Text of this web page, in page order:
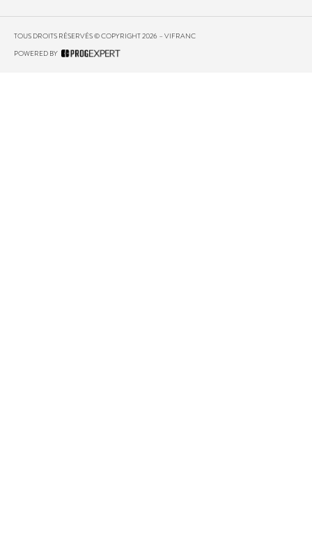
TOUS DROITS RÉSERVÉS © COPYRIGHT 2026 – VIFRANC
POWERED BY